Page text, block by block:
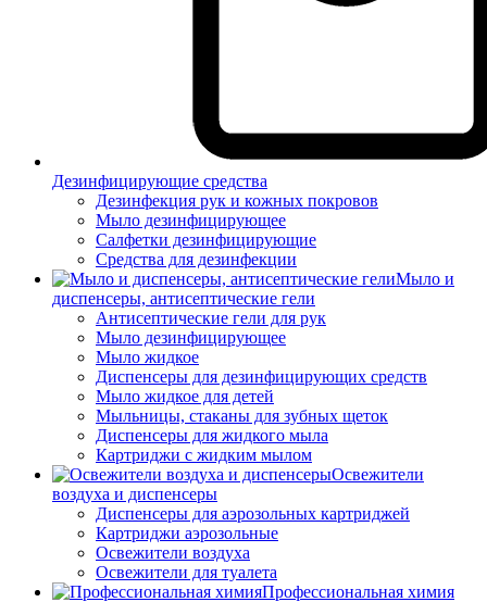
Дезинфицирующие средства
Дезинфекция рук и кожных покровов
Мыло дезинфицирующее
Салфетки дезинфицирующие
Средства для дезинфекции
Мыло и
диспенсеры, антисептические гели
Антисептические гели для рук
Мыло дезинфицирующее
Мыло жидкое
Диспенсеры для дезинфицирующих средств
Мыло жидкое для детей
Мыльницы, стаканы для зубных щеток
Диспенсеры для жидкого мыла
Картриджи с жидким мылом
Освежители
воздуха и диспенсеры
Диспенсеры для аэрозольных картриджей
Картриджи аэрозольные
Освежители воздуха
Освежители для туалета
Профессиональная химия